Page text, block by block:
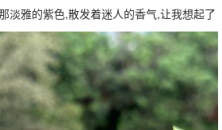
淡雅的紫色,散发着迷人的香气,让我想起了